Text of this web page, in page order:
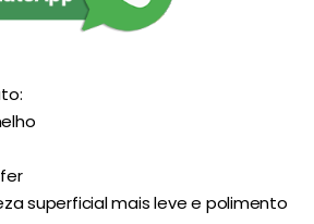
superficial mais leve e polimento